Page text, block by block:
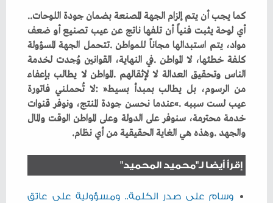
كما‭ ‬يجب‭ ‬أن‭ ‬يتم‭ ‬إلزام‭ ‬الجهة‭ ‬المصنعة‭ ‬بضمان‭ ‬جودة‭ ‬اللوحات‭..
‬والجهد‭. ‬وهذه‭ ‬هي‭ ‬الغاية‭ ‬الحقيقية‭ ‬من‭ ‬أي‭ ‬نظام‭. ‬
إقرأ أيضا لـ"محميد المحميد"
وسام على صدر الكلمة.. ومسؤولية على عاتق